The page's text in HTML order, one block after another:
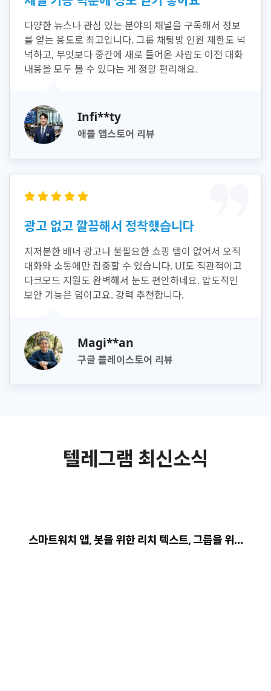
다양한 뉴스나 관심 있는 분야의 채널을 구독해서 정보
를 얻는 용도로 최고입니다. 그룹 채팅방 인원 제한도 넉
넉하고, 무엇보다 중간에 새로 들어온 사람도 이전 대화
내용을 모두 볼 수 있다는 게 정말 편리해요.
Infi**ty
애플 앱스토어 리뷰
광고 없고 깔끔해서 정착했습니다
지저분한 배너 광고나 불필요한 쇼핑 탭이 없어서 오직
대화와 소통에만 집중할 수 있습니다. UI도 직관적이고
다크모드 지원도 완벽해서 눈도 편안하네요. 압도적인
보안 기능은 덤이고요. 강력 추천합니다.
Magi**an
구글 플레이스토어 리뷰
텔레그램 최신소식
스마트워치 앱, 봇을 위한 리치 텍스트, 그룹을 위…